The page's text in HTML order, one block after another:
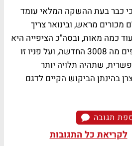
כי כבר בעת ההשקה המלאי עומד
שכולם מכורים מראש, ובינואר צריך
כמה מאות, ובסה"כ הציפייה היא
למכור ב 2025 כמה אלפים מה 3008 החדשה, ועל פניו זו
שתהיה תלויה יותר
בהינתן הביקוש הקיים לדגם
תגובה
לקריאת כל התגובות